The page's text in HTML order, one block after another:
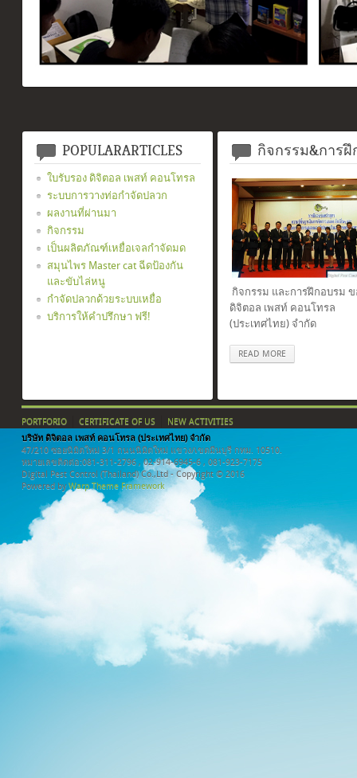
POPULARARTICLES
ใบรับรอง ดิจิตอล เพสท์ คอนโทรล
ระบบการวางท่อกำจัดปลวก
ผลงานที่ผ่านมา
กิจกรรม
เป็นผลิตภัณฑ์เหยื่อเจลกำจัดมด
สมุนไพร Master cat ฉีดป้องกัน
และขับไล่หนู
กำจัดปลวกด้วยระบบเหยื่อ
บริการให้คำปรึกษา ฟรี!
กิจกรรม&การ
กิจกรรม และการฝึกอบรม
ดิจิตอล เพสท์ คอนโทรล
(ประเทศไทย) จำกัด
READ MORE
PORTFORIO CERTIFICATE OF US
NEW ACTIVITIES
บริษัท ดิจิตอล เพสท์ คอนโทรล (ประเทศไทย) จำกัด
47/210 ซอยนิมิตใหม่ 3/1 ถนนนิมิตใหม่ แขวง/เขตมีนบุรี กทม. 10510.
หมายเลขติดต่อ:081-311-2796 , 02-914-6945-6 , 081-923-7175
Digital Pest Control (Thailand) Co.,Ltd - Copyright © 2016
Powered by Warp Theme Framework